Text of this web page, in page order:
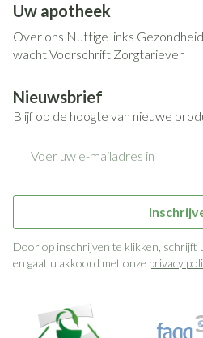
Uw apotheek
Over ons Nuttige links
wachtVoorschrift Zorgtarieven
Nieuwsbrief
Blijf op de hoogte van nieuwe
Door op inschrijven te klikken, schrijft
en gaat u akkoord met onze privacy